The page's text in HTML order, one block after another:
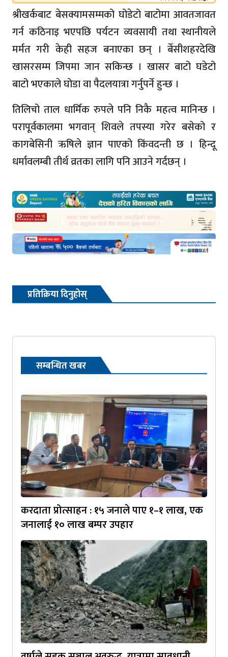
श्रीखर्कबाट बेसक्यामसम्मको घोडेटो बाटोमा आवतजावत
गर्न कठिनाइ भएपछि पर्यटन व्यवसायी तथा स्थानीयले
मर्मत गरी केही सहज बनाएका छन् । बेँसीशहरदेखि
खासरसम्म जिपमा जान सकिन्छ । खासर बाटो घडेटो
बाटो भएकाले घोडा वा पैदलयात्रा गर्नुपर्ने हुन्छ ।
तिलिचो ताल धार्मिक रुपले पनि निकै महत्व मानिन्छ ।
परापूर्वकालमा भगवान् शिवले तपस्या गरेर बसेको र
कागबेसिनी ऋषिले ज्ञान पाएको किंवदन्ती छ । हिन्दू
धर्मावलम्बी तीर्थ व्रतका लागि पनि आउने गर्दछन् ।
प्रतिक्रिया दिनुहोस्
सम्बन्धित खबर
करदाता प्रोत्साहन : १५ जनाले पाए १–१ लाख, एक
जनालाई १० लाख बम्पर उपहार